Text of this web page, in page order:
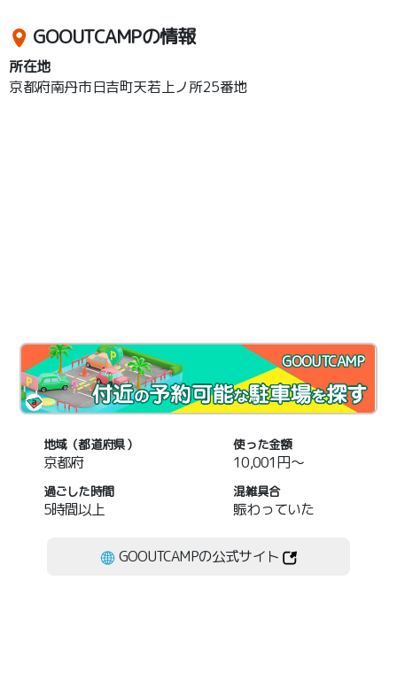
GOOUTCAMPの情報
所在地
京都府南丹市日吉町天若上ノ所25番地
GOOUTCAMP
地域（都道府県）
京都府
使った金額
10,001円～
過ごした時間
5時間以上
混雑具合
賑わっていた
GOOUTCAMPの公式サイト